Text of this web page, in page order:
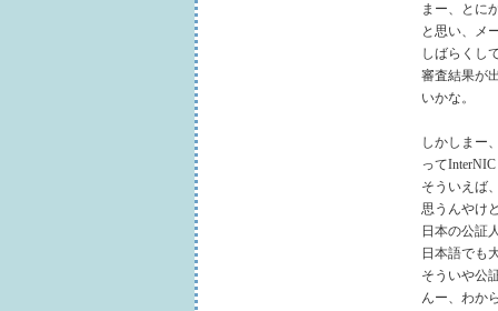
まー、とに
と思い、メ
しばらくし
審査結果が
いかな。
しかしまー
って
そういえば
思うんやけ
日本の公証
日本語でも
そういや公
んー、わか